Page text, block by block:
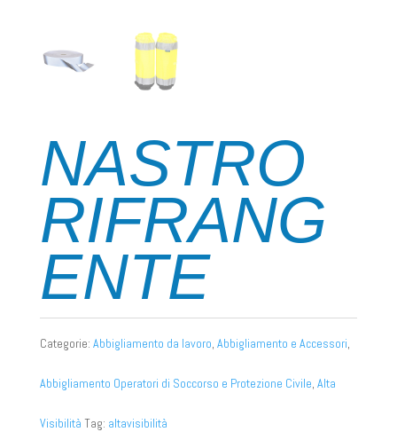
NASTRO
RIFRANG
ENTE
Categorie: Abbigliamento da lavoro, Abbigliamento e Accessori,
Abbigliamento Operatori di Soccorso e Protezione Civile, Alta
Visibilità Tag: altavisibilità